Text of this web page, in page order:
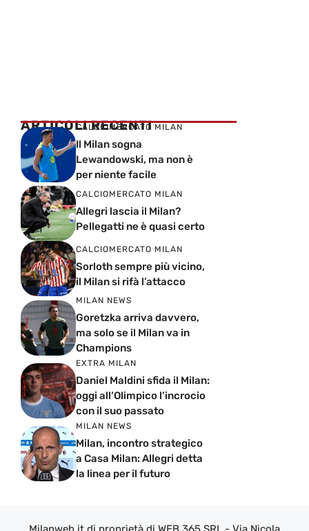
ARTICOLI RECENTI
CALCIOMERCATO MILAN
Il Milan sogna
Lewandowski, ma non è
per niente facile
CALCIOMERCATO MILAN
Allegri lascia il Milan?
Pellegatti ne è quasi certo
CALCIOMERCATO MILAN
Sorloth sempre più vicino,
il Milan si rifà l’attacco
MILAN NEWS
Goretzka arriva davvero,
ma solo se il Milan va in
Champions
EXTRA MILAN
Daniel Maldini sfida il Milan:
oggi all’Olimpico l’incrocio
con il suo passato
MILAN NEWS
Milan, incontro strategico
a Casa Milan: Allegri detta
la linea per il futuro